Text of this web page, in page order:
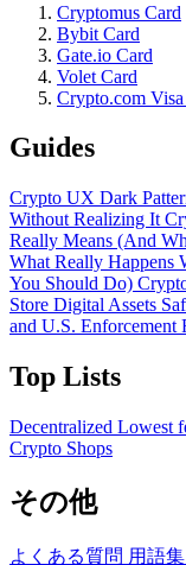
Cryptomus Card
Bybit Card
Gate.io Card
Volet Card
Crypto.com
Guides
Crypto UX Dark
Without Realizing It
Really Means (And
What Really Happens
You Should Do)
Store Digital Assets
and U.S. Enforcement
Top Lists
Decentralized Lowest
Crypto Shops
その他
よくある質問 用語集